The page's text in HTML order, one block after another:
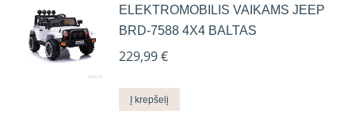
ELEKTROMOBILIS VAIKAMS JEEP
BRD-7588 4X4 BALTAS
229,99€
Į krepšelį